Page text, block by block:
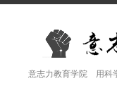
意志力教育学院 用科